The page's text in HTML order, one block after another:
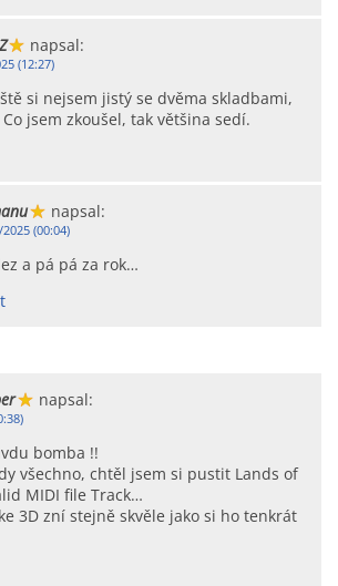
napsal:
(12:27)
si nejsem jistý se dvěma skladbami,
jsem zkoušel, tak většina sedí.
napsal:
(00:04)
a pá pá za rok…
napsal:
bomba !!
všechno, chtěl jsem si pustit Lands of
MIDI file Track…
3D zní stejně skvěle jako si ho tenkrát